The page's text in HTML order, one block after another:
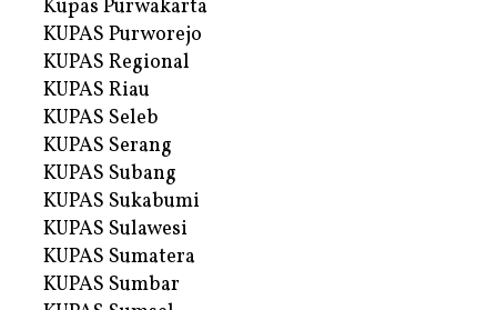
Kupas Purwakarta
KUPAS Purworejo
KUPAS Regional
KUPAS Riau
KUPAS Seleb
KUPAS Serang
KUPAS Subang
KUPAS Sukabumi
KUPAS Sulawesi
KUPAS Sumatera
KUPAS Sumbar